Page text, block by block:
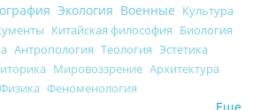
Экология Военные Культура
Китайская философия Биология
Антропология Теология Эстетика
Мировоззрение Архитектура
Физика Феноменология
Еще